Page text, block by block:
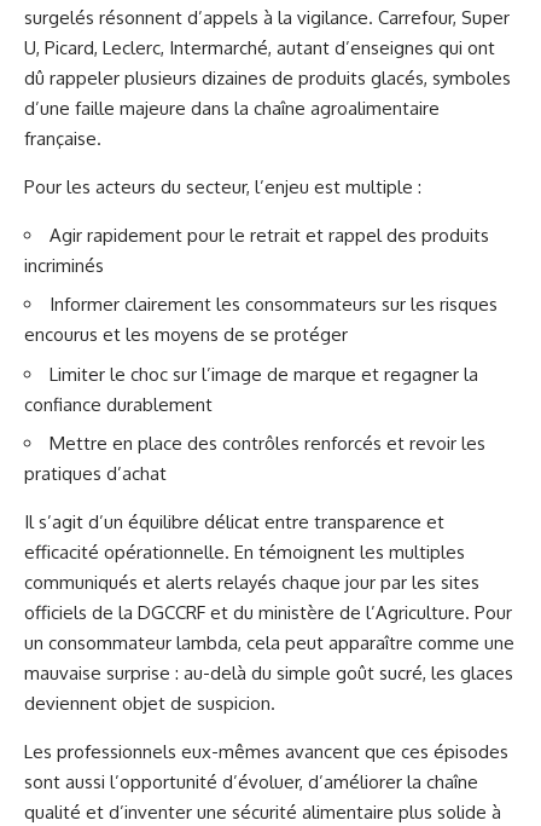
surgelés résonnent d’appels à la vigilance. Carrefour, Super
U, Picard, Leclerc, Intermarché, autant d’enseignes qui ont
dû rappeler plusieurs dizaines de produits glacés, symboles
d’une faille majeure dans la chaîne agroalimentaire
française.
Pour les acteurs du secteur, l’enjeu est multiple :
Agir rapidement pour le retrait et rappel des produits
incriminés
Informer clairement les consommateurs sur les risques
encourus et les moyens de se protéger
Limiter le choc sur l’image de marque et regagner la
confiance durablement
Mettre en place des contrôles renforcés et revoir les
pratiques d’achat
Il s’agit d’un équilibre délicat entre transparence et
efficacité opérationnelle. En témoignent les multiples
communiqués et alerts relayés chaque jour par les sites
officiels de la DGCCRF et du ministère de l’Agriculture. Pour
un consommateur lambda, cela peut apparaître comme une
mauvaise surprise : au-delà du simple goût sucré, les glaces
deviennent objet de suspicion.
Les professionnels eux-mêmes avancent que ces épisodes
sont aussi l’opportunité d’évoluer, d’améliorer la chaîne
qualité et d’inventer une sécurité alimentaire plus solide à